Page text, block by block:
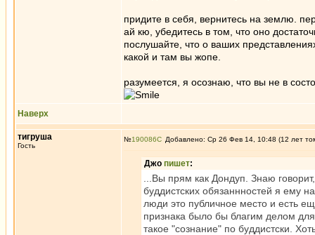
придите в себя, вернитесь на землю.
ай кю, убедитесь в том, что оно
послушайте, что о ваших
какой и там вы жопе.
разумеется, я осознаю, что вы не в
Наверх
тигруша
Гость
№190086 Добавлено: Ср 26 Фев 14, 10:48 (12 лет
Джо пишет:
...Вы прям как Дондуп. Знаю
буддистских обязаннностей я ему
люди это публичное место и есть
признака было бы благим делом
такое "сознание" по буддистски.